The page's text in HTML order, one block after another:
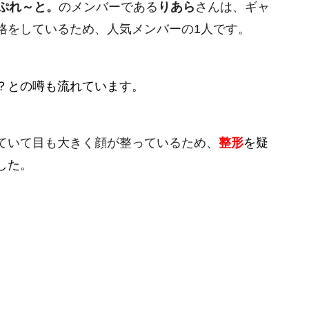
れ～と。 のメンバーである りあら さんは、ギャ
しているため、人気メンバーの1人です。
の噂も流れています。
て目も大きく顔が整っているため、 整形を疑
。